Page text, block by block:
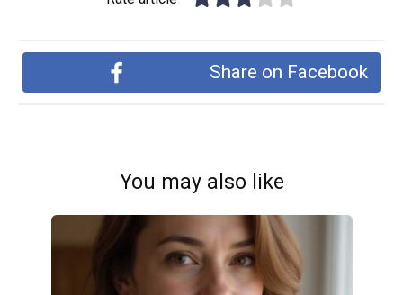
Share on Facebook
You may also like